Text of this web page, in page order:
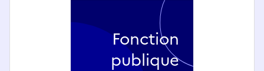
Fonction
publique